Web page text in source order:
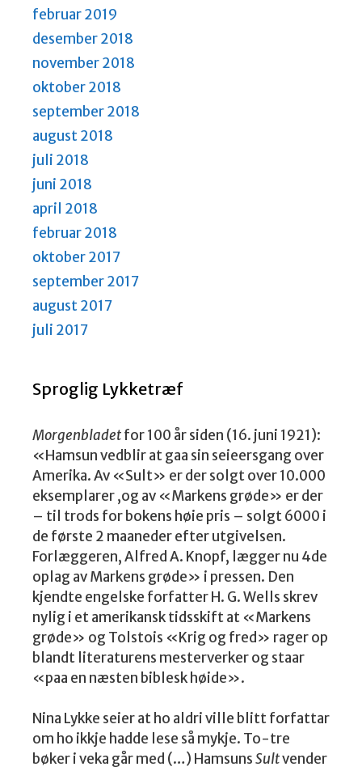
februar 2019
desember 2018
november 2018
oktober 2018
september 2018
august 2018
juli 2018
juni 2018
april 2018
februar 2018
oktober 2017
september 2017
august 2017
juli 2017
Sproglig Lykketræf
Morgenbladetfor 100 år siden (16. juni 1921):
«Hamsun vedblir at gaa sin seieersgang over
Amerika. Av «Sult» er der solgt over 10.000
eksemplarer ,og av «Markens grøde» er der
– til trods for bokens høie pris – solgt 6000 i
de første 2 maaneder efter utgivelsen.
Forlæggeren, Alfred A. Knopf, lægger nu 4de
oplag av Markens grøde» i pressen. Den
kjendte engelske forfatter H. G. Wells skrev
nylig i et amerikansk tidsskift at «Markens
grøde» og Tolstois «Krig og fred» rager op
blandt literaturens mesterverker og staar
«paa en næsten biblesk høide».
Nina Lykke seier at ho aldri ville blitt forfattar
om ho ikkje hadde lese så mykje. To-tre
bøker i veka går med (…) HamsunsSultvender